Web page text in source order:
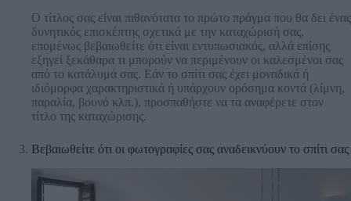
Ο τίτλος σας είναι πιθανότατα το πρώτο πράγμα που θα δει ένας
δυνητικός επισκέπτης σχετικά με την καταχώρισή σας,
επομένως βεβαιωθείτε ότι είναι εντυπωσιακός, αλλά επίσης
εξηγεί ξεκάθαρα τι μπορούν να περιμένουν οι καλεσμένοι σας
από το κατάλυμά σας. Εάν το σπίτι σας έχει μοναδικά ή
ιδιόμορφα χαρακτηριστικά ή υπάρχουν ορόσημα κοντά (λίμνη,
παραλία, βουνό κλπ.), προσπαθήστε να τα αναφέρετε στον
τίτλο της καταχώρισης.
Βεβαιωθείτε ότι οι φωτογραφίες σας αναδεικνύουν το σπίτι σας